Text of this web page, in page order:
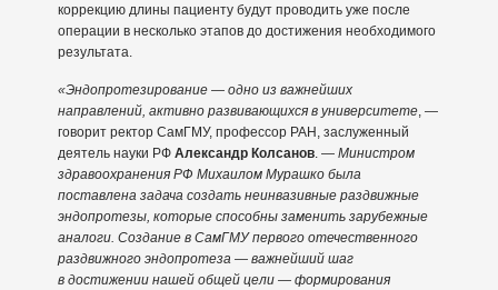
коррекцию длины пациенту будут проводить уже после
операции в несколько этапов до достижения необходимого
результата.
«Эндопротезирование — одно из важнейших
направлений, активно развивающихся в университете, —
говорит ректор СамГМУ, профессор РАН, заслуженный
деятель науки РФ Александр Колсанов. — Министром
здравоохранения РФ Михаилом Мурашко была
поставлена задача создать неинвазивные раздвижные
эндопротезы, которые способны заменить зарубежные
аналоги. Создание в СамГМУ первого отечественного
раздвижного эндопротеза — важнейший шаг
в достижении нашей общей цели — формирования